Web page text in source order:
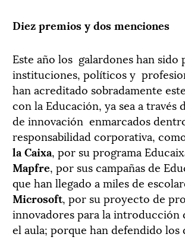
Diez premios y dos menciones
Este año los galardones han sido
instituciones, políticos y
han acreditado sobradamente
con la Educación, ya sea a través
de innovación enmarcados
responsabilidad corporativa,
la Caixa, por su programa
Mapfre, por sus campañas de
que han llegado a miles de
Microsoft, por su proyecto de
innovadores para la introducción
el aula; porque han defendido los